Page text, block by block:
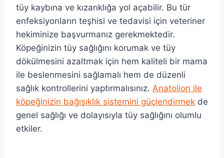
tüy kaybına ve kızarıklığa yol açabilir. Bu tür
enfeksiyonların teşhisi ve tedavisi için veteriner
hekiminize başvurmanız gerekmektedir.
Köpeğinizin tüy sağlığını korumak ve tüy
dökülmesini azaltmak için hem kaliteli bir mama
ile beslenmesini sağlamalı hem de düzenli
sağlık kontrollerini yaptırmalısınız. Anatolion ile
köpeğinizin bağışıklık sistemini güçlendirmek de
genel sağlığı ve dolayısıyla tüy sağlığını olumlu
etkiler.